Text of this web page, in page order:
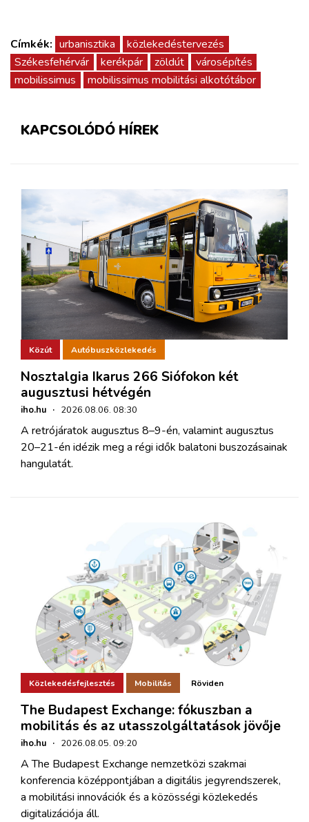
Címkék: urbanisztika
közlekedéstervezés
Székesfehérvár
kerékpár zöldút
városépítés
mobilissimus
mobilissimus mobilitási alkotótábor
KAPCSOLÓDÓ HÍREK
Közút Autóbuszközlekedés
Nosztalgia Ikarus 266 Siófokon két
augusztusi hétvégén
iho.hu · 2026.08.06. 08:30
A retrójáratok augusztus 8–9-én, valamint augusztus
20–21-én idézik meg a régi idők balatoni buszozásainak
hangulatát.
Közlekedésfejlesztés Mobilitás Röviden
The Budapest Exchange: fókuszban a
mobilitás és az utasszolgáltatások jövője
iho.hu · 2026.08.05. 09:20
A The Budapest Exchange nemzetközi szakmai
konferencia középpontjában a digitális jegyrendszerek,
a mobilitási innovációk és a közösségi közlekedés
digitalizációja áll.